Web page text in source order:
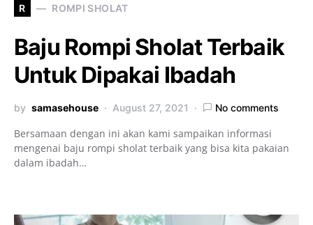
R ROMPI SHOLAT
Baju Rompi Sholat Terbaik
Untuk Dipakai Ibadah
by samasehouse August 27, 2021 No comments
Bersamaan dengan ini akan kami sampaikan informasi
mengenai baju rompi sholat terbaik yang bisa kita pakaian
dalam ibadah…